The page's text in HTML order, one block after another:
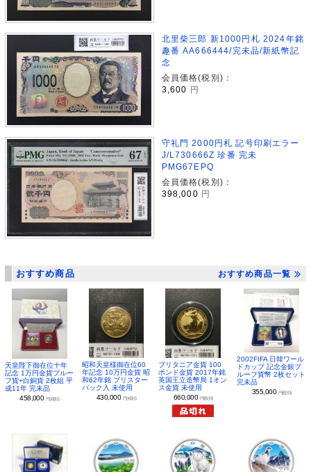
北里柴三郎 新1000円札 2024年銘
趣番 AA666444/完未品/新紙幣記
念
会員価格(税別)：
3,600 円
守礼門 2000円札 記号印刷エラー
J/L730666Z 珍番 完未
PMG67EPQ
会員価格(税別)：
398,000 円
おすすめ商品 おすすめ商品一覧
天皇陛下御在位十年
記念 1万円金貨プルー
フ貨+白銅貨 2枚組 平
成11年 完未品
458,000 円(税別)
昭和天皇様御在位60
年記念 10万円金貨 昭
和62年銘 ブリスター
パック入 未使用
430,000 円(税別)
ブリタニア金貨 100
ポンド金貨 2017年銘
英国王立造幣局 1オン
ス金貨 未使用
660,000 円(税別)
2002FIFA 日韓ワール
ドカップ 記念金銀プ
ルーフ貨幣 2枚セット
完未品
355,000 円(税別)